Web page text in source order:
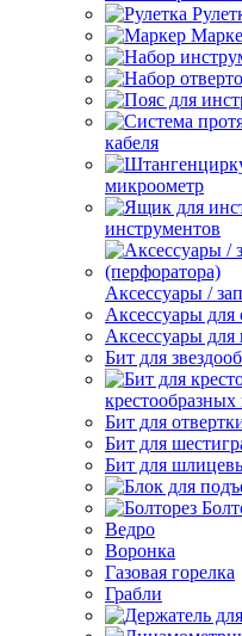
кабеля
микроометр
инструментов
Аксессуары /
Аксессуары для
Аксессуары
Бит для
крестообразных
Бит для
Бит для
Бит для
Ведро
Воронка
Газовая горелка
Грабли